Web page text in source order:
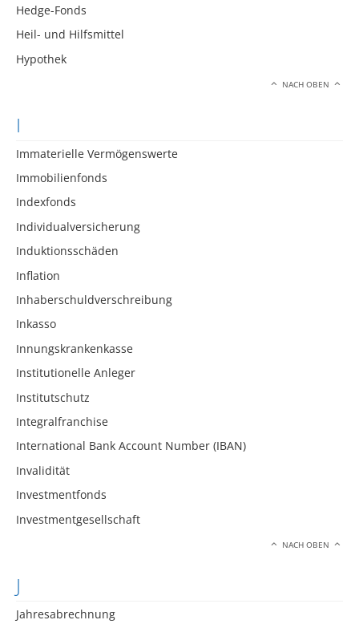
Hedge-Fonds
Heil- und Hilfsmittel
Hypothek
NACH OBEN
I
Immaterielle Vermögenswerte
Immobilienfonds
Indexfonds
Individualversicherung
Induktionsschäden
Inflation
Inhaberschuldverschreibung
Inkasso
Innungskrankenkasse
Institutionelle Anleger
Institutschutz
Integralfranchise
International Bank Account Number (IBAN)
Invalidität
Investmentfonds
Investmentgesellschaft
NACH OBEN
J
Jahresabrechnung